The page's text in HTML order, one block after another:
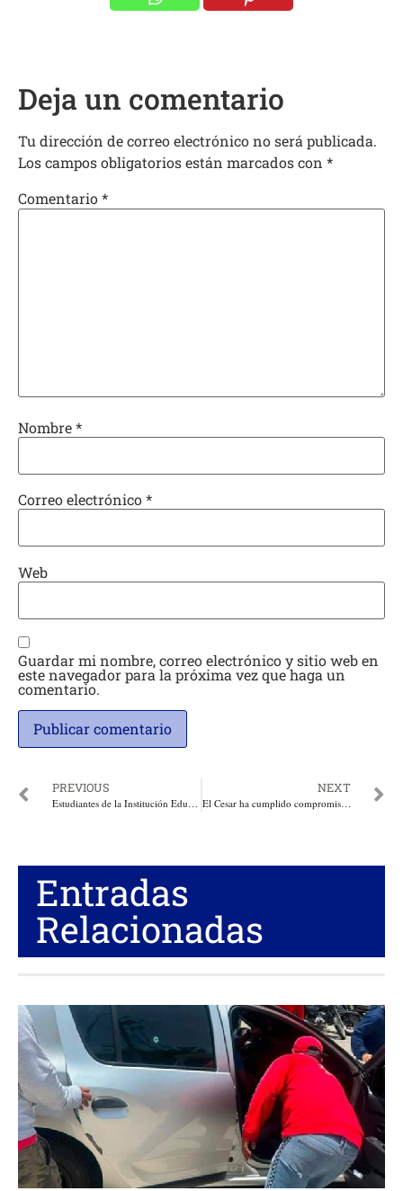
Deja un comentario
Tu dirección de correo electrónico no será publicada.
Los campos obligatorios están marcados con *
Comentario*
Nombre*
Correo electrónico*
Web
Guardar mi nombre, correo electrónico y sitio web en
este navegador para la próxima vez que haga un
comentario.
PREVIOUS
Estudiantes de la Institución Educativa El Hobo de El Carmen de Bolívar, reclaman solución a su problemática
NEXT
El Cesar ha cumplido compromisos regionales con las comunidades indígenas: Gobernador
Entradas
Relacionadas